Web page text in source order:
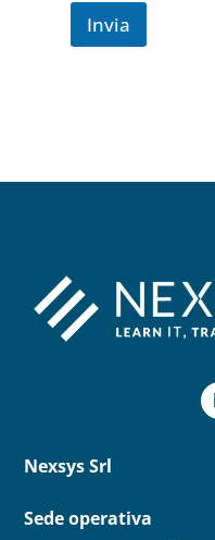
Invia
Nexsys Srl
Sede operativa